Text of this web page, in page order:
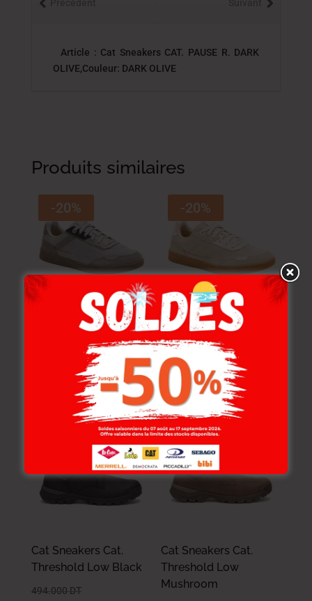
Article : Cat Sneakers CAT. PAUSE R. DARK
OLIVE,Couleur: DARK OLIVE
Produits similaires
-20%
Cat Sneakers Cat.
Pause R. Frost Grey
DT
-20%
Cat Sneakers Cat.
Pause R. Humus
469.000
375.200DT
Cat Sneakers Cat.
Threshold Low Black
494.000 DT
-30%
Cat Sneakers Cat.
Threshold Low
Mushroom